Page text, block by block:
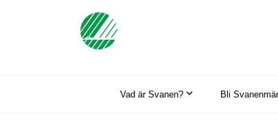
Vad är Svanen? Bli